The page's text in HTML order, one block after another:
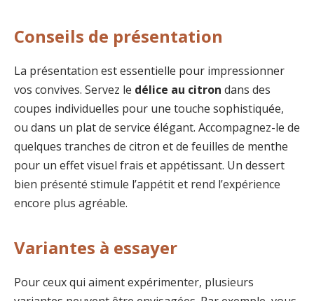
Conseils de présentation
La présentation est essentielle pour impressionner
vos convives. Servez le délice au citron dans des
coupes individuelles pour une touche sophistiquée,
ou dans un plat de service élégant. Accompagnez-le de
quelques tranches de citron et de feuilles de menthe
pour un effet visuel frais et appétissant. Un dessert
bien présenté stimule l’appétit et rend l’expérience
encore plus agréable.
Variantes à essayer
Pour ceux qui aiment expérimenter, plusieurs